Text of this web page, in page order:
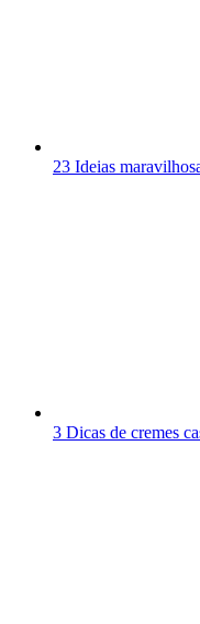
23 Ideias
3 Dicas de cremes